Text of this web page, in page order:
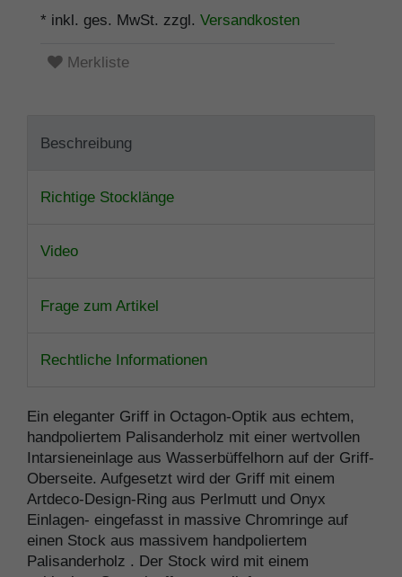
* inkl. ges. MwSt. zzgl. Versandkosten
Merkliste
Beschreibung
Richtige Stocklänge
Video
Frage zum Artikel
Rechtliche Informationen
Ein eleganter Griff in Octagon-Optik aus echtem,
handpoliertem Palisanderholz mit einer wertvollen
Intarsieneinlage aus Wasserbüffelhorn auf der Griff-
Oberseite. Aufgesetzt wird der Griff mit einem
Artdeco-Design-Ring aus Perlmutt und Onyx
Einlagen- eingefasst in massive Chromringe auf
einen Stock aus massivem handpoliertem
Palisanderholz . Der Stock wird mit einem